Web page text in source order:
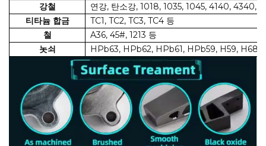
강철
연강, 탄소강, 1018, 1035, 1045, 4140, 4340,
티타늄 합금
TC1, TC2, TC3, TC4 등
철
A36, 45#, 1213 등
놋쇠
HPb63, HPb62, HPb61, HPb59, H59, H68,